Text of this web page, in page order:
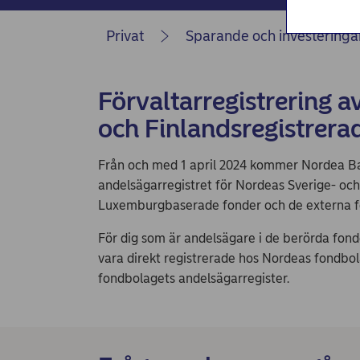
Privat Sparande och
Förvaltarregistrering
och
Från och med 1 april 2024 kommer Nordea
andelsägarregistret för Nordeas Sverige-
Luxemburgbaserade fonder och de externa
För dig som är andelsägare i de berörda
vara direkt registrerade hos Nordeas
fondbolagets andelsägarregister.